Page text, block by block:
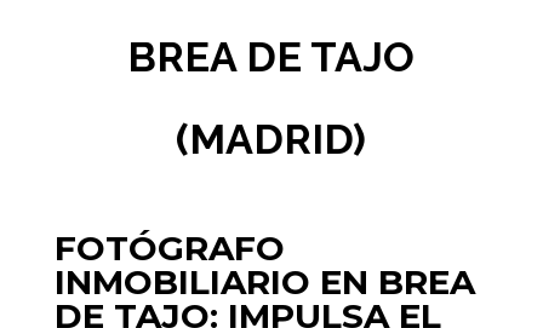
BREA DE TAJO
(MADRID)
FOTÓGRAFO
INMOBILIARIO EN BREA
DE TAJO: IMPULSA EL